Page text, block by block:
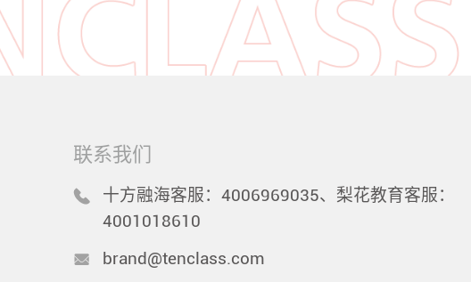
联系我们
十方融海客服：4006969035、梨花教育客服：
4001018610
brand@tenclass.com